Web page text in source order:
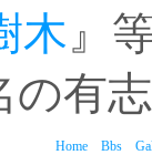
木』
有
Home Bbs